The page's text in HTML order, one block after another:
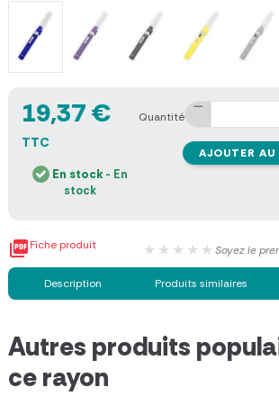
19,37 €
TTC
En stock- En
stock
Quantité
AJOUTER AU
Fiche produit ★★★★★ Soyez le
Description Produits similaires
Autres produits
ce rayon